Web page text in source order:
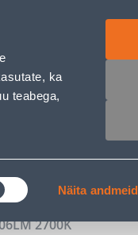
ka
teabega,
Näita andmeid
2700K